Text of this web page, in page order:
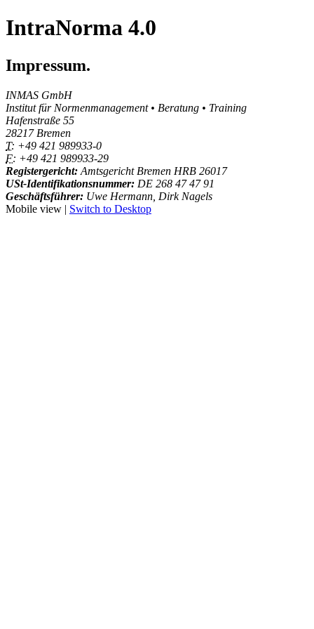
IntraNorma 4.0
Impressum.
INMAS GmbH
Institut für Normenmanagement • Beratung • Training
Hafenstraße 55
28217 Bremen
T: +49 421 989933-0
F: +49 421 989933-29
Registergericht: Amtsgericht Bremen HRB 26017
USt-Identifikationsnummer: DE 268 47 47 91
Geschäftsführer: Uwe Hermann, Dirk Nagels
Mobile view | Switch to Desktop